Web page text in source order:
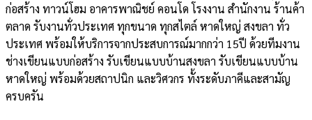
ก่อสร้าง ทาวน์โฮม อาคารพาณิชย์ คอนโด โรงงาน สำนักงาน ร้านค้า
ตลาด รับงานทั่วประเทศ ทุกขนาด ทุกสไตล์ หาดใหญ่ สงขลา ทั่ว
ประเทศ พร้อมให้บริการจากประสบการณ์มากกว่า 15ปี ด้วยทีมงาน
ช่างเขียนแบบก่อสร้าง รับเขียนแบบบ้านสงขลา รับเขียนแบบบ้าน
หาดใหญ่ พร้อมด้วยสถาปนิก และวิศวกร ทั้งระดับภาคีและสามัญ
ครบครัน